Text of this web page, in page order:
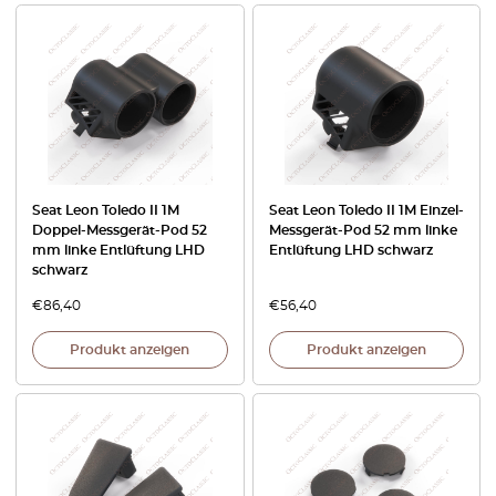
Seat Leon Toledo II 1M
Doppel-Messgerät-Pod 52
mm linke Entlüftung LHD
schwarz
€86,40
Produkt anzeigen
Seat Leon Toledo II 1M Einzel-
Messgerät-Pod 52 mm linke
Entlüftung LHD schwarz
€56,40
Produkt anzeigen